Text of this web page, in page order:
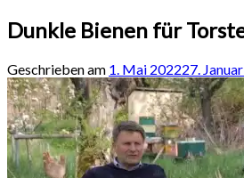
Dunkle Bienen für
Geschrieben am 1. Mai 202227.